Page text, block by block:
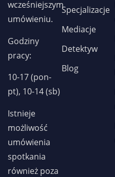
wcześniejszym
umówieniu.
Godziny
pracy:
10-17 (pon-
pt), 10-14 (sb)
Istnieje
możliwość
umówienia
spotkania
również poza
Specjalizacje
Mediacje
Detektyw
Blog